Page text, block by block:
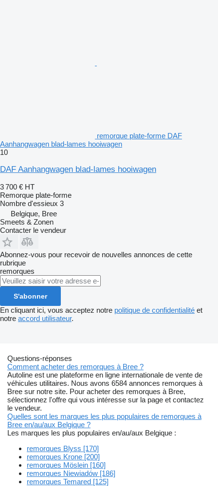
remorque plate-forme DAF
Aanhangwagen blad-lames hooiwagen
10
DAF Aanhangwagen blad-lames hooiwagen
3 700 € HT
Remorque plate-forme
Nombre d'essieux 3
Belgique, Bree
Smeets & Zonen
Contacter le vendeur
Abonnez-vous pour recevoir de nouvelles annonces de cette
rubrique
remorques
S'abonner
En cliquant ici, vous acceptez notre politique de confidentialité et
notre accord utilisateur.
Questions-réponses
Comment acheter des remorques à Bree ?
Autoline est une plateforme en ligne internationale de vente de
véhicules utilitaires. Nous avons 6584 annonces remorques à
Bree sur notre site. Pour acheter des remorques à Bree,
sélectionnez l'offre qui vous intéresse sur la page et contactez
le vendeur.
Quelles sont les marques les plus populaires de remorques à
Bree en/au/aux Belgique ?
Les marques les plus populaires en/au/aux Belgique :
remorques Blyss [170]
remorques Krone [200]
remorques Möslein [160]
remorques Niewiadów [186]
remorques Temared [125]